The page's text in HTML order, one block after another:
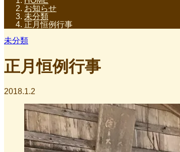
お知らせ
未分類
正月恒例行事
未分類
正月恒例行事
2018.1.2